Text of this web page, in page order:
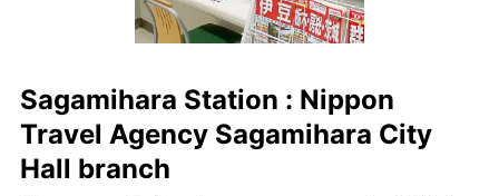
Sagamihara Station : Nippon
Travel Agency Sagamihara City
Hall branch